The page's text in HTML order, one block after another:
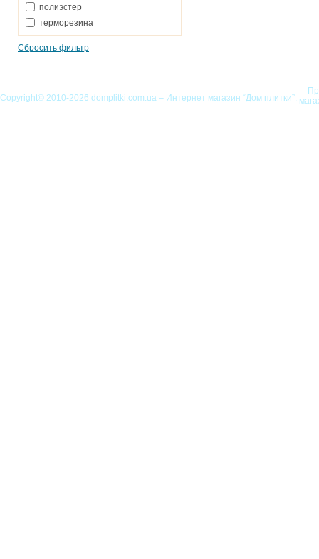
полиэстер
терморезина
Сбросить фильтр
Copyright© 2010-2026 domplitki.com.ua – Интернет магазин “Дом плитки”.